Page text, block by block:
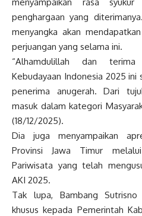
penghargaan yang
menyangka akan
perjuangan yang selama ini.
“Alhamdulillah dan
Kebudayaan Indonesia 2025 ini
penerima anugerah. Dari
masuk dalam kategori
(18/12/2025).
Dia juga menyampaikan
Provinsi Jawa Timur
Pariwisata yang telah
AKI 2025.
Tak lupa, Bambang Sutrisno
khusus kepada Pemerintah